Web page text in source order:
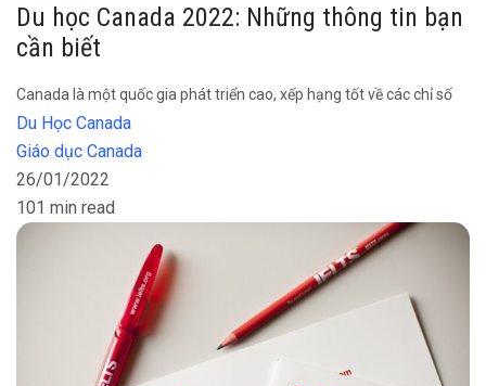
Du học Canada 2022: Những thông tin bạn
cần biết
Canada là một quốc gia phát triển cao, xếp hạng tốt về các chỉ số
Du Học Canada
Giáo dục Canada
26/01/2022
101 min read